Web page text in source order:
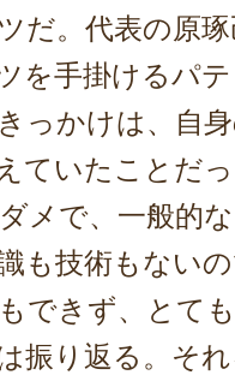
だ。代表の原
を手掛けるパ
っかけは、自
ていたことだ
メで、一般的
も技術もない
できず、とて
振り返る。そ